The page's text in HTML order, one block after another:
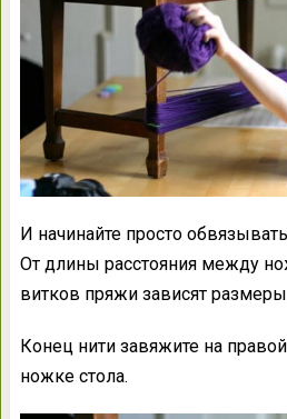
И начинайте просто
От длины расстояния между
витков пряжи зависят
Конец нити завяжите на
ножке стола.